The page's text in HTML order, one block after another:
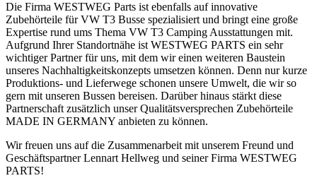
Die Firma WESTWEG Parts ist ebenfalls auf innovative
Zubehörteile für VW T3 Busse spezialisiert und bringt eine große
Expertise rund ums Thema VW T3 Camping Ausstattungen mit.
Aufgrund Ihrer Standortnähe ist WESTWEG PARTS ein sehr
wichtiger Partner für uns, mit dem wir einen weiteren Baustein
unseres Nachhaltigkeitskonzepts umsetzen können. Denn nur kurze
Produktions- und Lieferwege schonen unsere Umwelt, die wir so
gern mit unseren Bussen bereisen. Darüber hinaus stärkt diese
Partnerschaft zusätzlich unser Qualitätsversprechen Zubehörteile
MADE IN GERMANY anbieten zu können.
Wir freuen uns auf die Zusammenarbeit mit unserem Freund und
Geschäftspartner Lennart Hellweg und seiner Firma WESTWEG
PARTS!